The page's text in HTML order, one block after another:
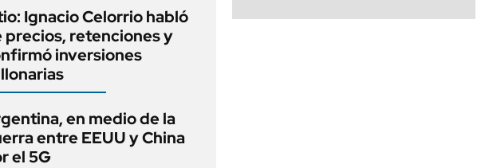
Ignacio Celorrio habló
precios, retenciones y
inversiones
en medio de la
entre EEUU y China
el 5G